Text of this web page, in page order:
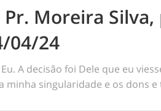
Moreira Silva,
04/24
A decisão foi Dele que eu
minha singularidade e os dons